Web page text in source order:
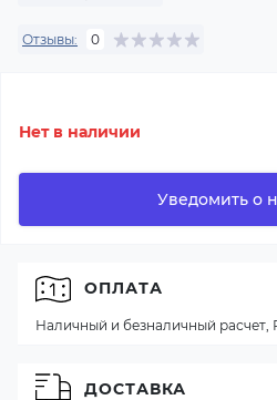
Отзывы: 0
Нет в наличии
Уведомить о
ОПЛАТА
Наличный и безналичный расчет,
ДОСТАВКА